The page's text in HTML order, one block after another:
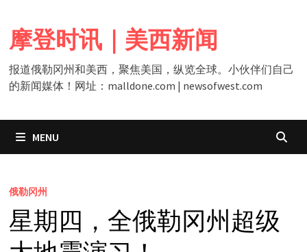
content
摩登时讯｜美西新闻
报道俄勒冈州和美西，聚焦美国，纵览全球。小伙伴们自己
的新闻媒体！网址：malldone.com | newsofwest.com
MENU
俄勒冈州
星期四，全俄勒冈州超级